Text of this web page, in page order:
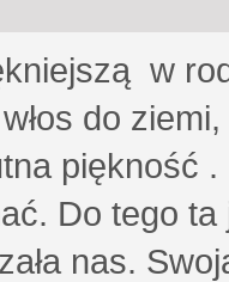
w
do
piękność
Do tego
nas.